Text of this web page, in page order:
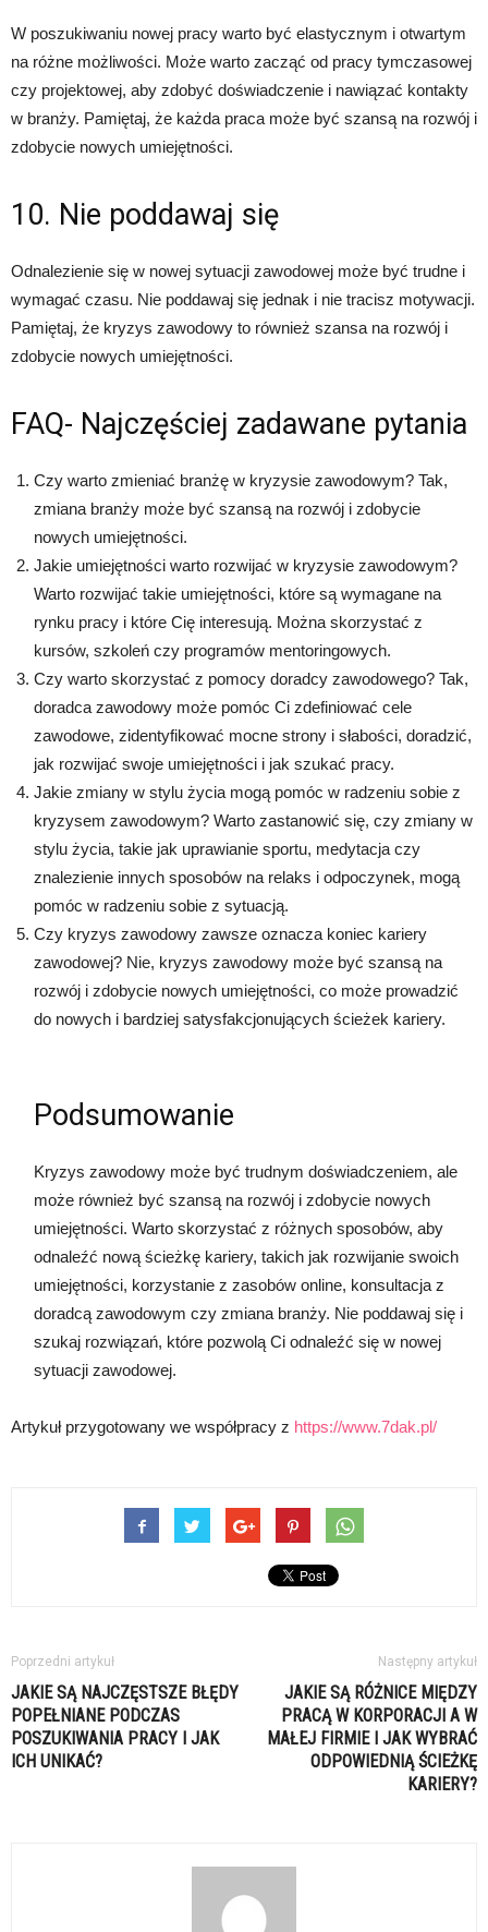
W poszukiwaniu nowej pracy warto być elastycznym i otwartym
na różne możliwości. Może warto zacząć od pracy tymczasowej
czy projektowej, aby zdobyć doświadczenie i nawiązać kontakty
w branży. Pamiętaj, że każda praca może być szansą na rozwój i
zdobycie nowych umiejętności.
10. Nie poddawaj się
Odnalezienie się w nowej sytuacji zawodowej może być trudne i
wymagać czasu. Nie poddawaj się jednak i nie tracisz motywacji.
Pamiętaj, że kryzys zawodowy to również szansa na rozwój i
zdobycie nowych umiejętności.
FAQ- Najczęściej zadawane pytania
Czy warto zmieniać branżę w kryzysie zawodowym? Tak,
zmiana branży może być szansą na rozwój i zdobycie
nowych umiejętności.
Jakie umiejętności warto rozwijać w kryzysie zawodowym?
Warto rozwijać takie umiejętności, które są wymagane na
rynku pracy i które Cię interesują. Można skorzystać z
kursów, szkoleń czy programów mentoringowych.
Czy warto skorzystać z pomocy doradcy zawodowego? Tak,
doradca zawodowy może pomóc Ci zdefiniować cele
zawodowe, zidentyfikować mocne strony i słabości, doradzić,
jak rozwijać swoje umiejętności i jak szukać pracy.
Jakie zmiany w stylu życia mogą pomóc w radzeniu sobie z
kryzysem zawodowym? Warto zastanowić się, czy zmiany w
stylu życia, takie jak uprawianie sportu, medytacja czy
znalezienie innych sposobów na relaks i odpoczynek, mogą
pomóc w radzeniu sobie z sytuacją.
Czy kryzys zawodowy zawsze oznacza koniec kariery
zawodowej? Nie, kryzys zawodowy może być szansą na
rozwój i zdobycie nowych umiejętności, co może prowadzić
do nowych i bardziej satysfakcjonujących ścieżek kariery.
Podsumowanie
Kryzys zawodowy może być trudnym doświadczeniem, ale
może również być szansą na rozwój i zdobycie nowych
umiejętności. Warto skorzystać z różnych sposobów, aby
odnaleźć nową ścieżkę kariery, takich jak rozwijanie swoich
umiejętności, korzystanie z zasobów online, konsultacja z
doradcą zawodowym czy zmiana branży. Nie poddawaj się i
szukaj rozwiązań, które pozwolą Ci odnaleźć się w nowej
sytuacji zawodowej.
Artykuł przygotowany we współpracy z https://www.7dak.pl/
Poprzedni artykuł
JAKIE SĄ NAJCZĘSTSZE BŁĘDY
POPEŁNIANE PODCZAS
POSZUKIWANIA PRACY I JAK
ICH UNIKAĆ?
Następny artykuł
JAKIE SĄ RÓŻNICE MIĘDZY
PRACĄ W KORPORACJI A W
MAŁEJ FIRMIE I JAK WYBRAĆ
ODPOWIEDNIĄ ŚCIEŻKĘ
KARIERY?